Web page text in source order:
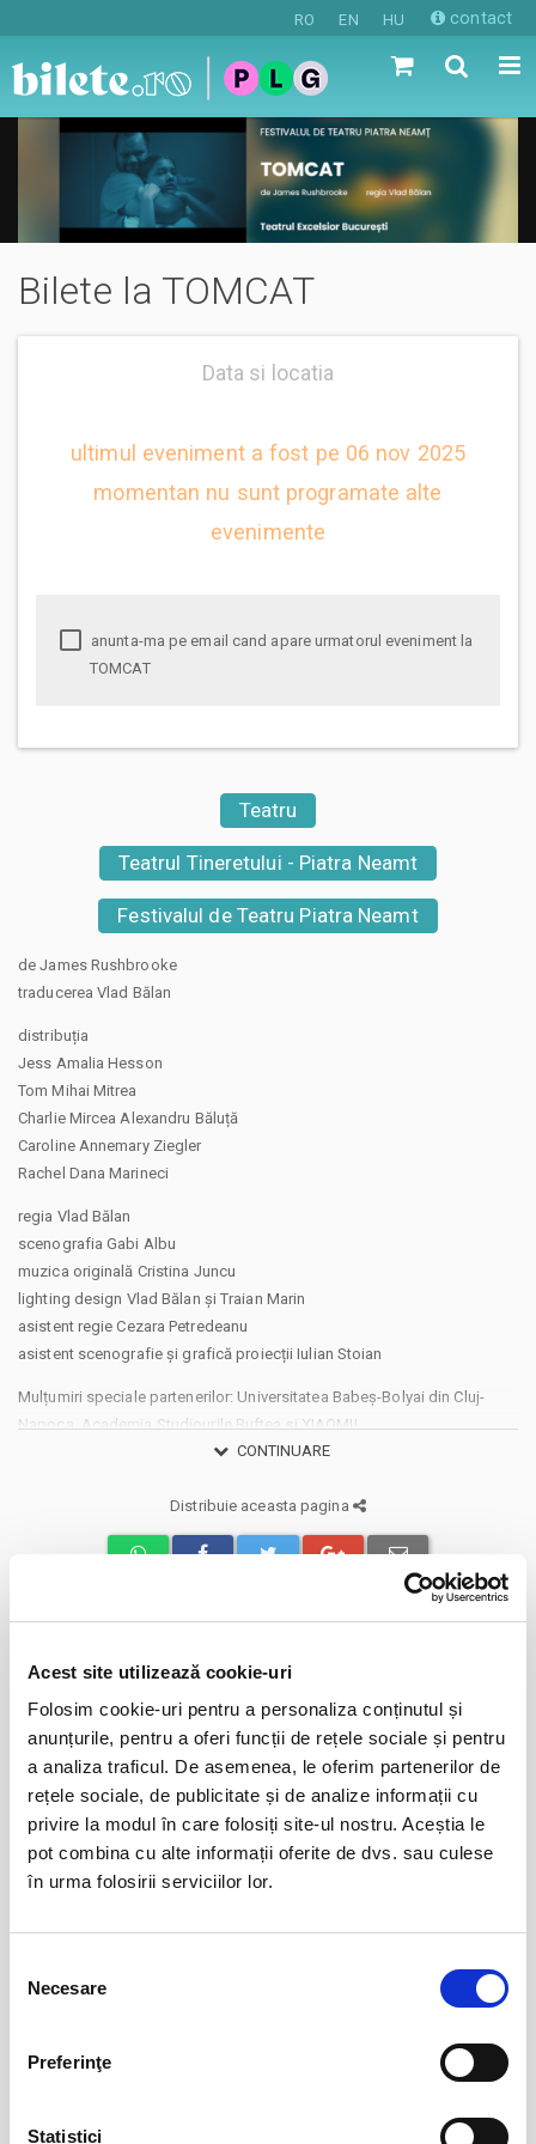
Acest site utilizează cookie-uri
Folosim cookie-uri pentru a personaliza conținutul și
anunțurile, pentru a oferi funcții de rețele sociale și pentru
a analiza traficul. De asemenea, le oferim partenerilor de
rețele sociale, de publicitate și de analize informații cu
privire la modul în care folosiți site-ul nostru. Aceștia le
pot combina cu alte informații oferite de dvs. sau culese
în urma folosirii serviciilor lor.
consimțământului
Necesare
Preferinţe
Statistici
RO EN HU contact
Bilete la TOMCAT
Data si locatia
ultimul eveniment a fost pe 06 nov 2025
momentan nu sunt programate alte
evenimente
TOMCAT
Teatru
Teatrul Tineretului - Piatra Neamt
Festivalul de Teatru Piatra Neamt
de James Rushbrooke
traducerea Vlad Bălan
distribuția
Jess Amalia Hesson
Tom Mihai Mitrea
Charlie Mircea Alexandru Băluță
Caroline Annemary Ziegler
Rachel Dana Marineci
regia Vlad Bălan
scenografia Gabi Albu
muzica originală Cristina Juncu
lighting design Vlad Bălan și Traian Marin
asistent regie Cezara Petredeanu
asistent scenografie și grafică proiecții Iulian Stoian
Mulțumiri speciale partenerilor: Universitatea Babeș-Bolyai din Cluj-
Napoca, Academia Studiourile Buftea și XIAOMI!
Trăim în niște vremuri în care pare că tot mai mulți dintre noi tindem
luni, mi-am petrecut multe nopți gândindu-mă la lumea în care va trăi
fetița mea. Mă îngrozește că studiile arată că tot mai mulți tineri sub 25
de ani ar renunța de bună voie la o parte din libertăți pentru stabilitate
consideră că democrația este un sistem ineficient.
pare că ne îndreptăm cu atâta siguranță. Pentru mine, nu este o poveste
despre știință sau genetică, ci despre cum se infiltrează o dictatură în
cele mai intime relații, în colțurile ascunse ale minții noastre, și despre
cum ajunge să ne influențeze ce gândim și ce simțim. Spectacolul
nostru este un mare urlet pentru păstrarea libertății pe care încă o avem.
Vlad Bălan
CONTINUARE
Distribuie aceasta pagina
Evenimente similare
Hansel si Gretel - Compania la
Mustata
Bucuresti
BILETE
08
aug
O femeie impartita la doi
08
aug